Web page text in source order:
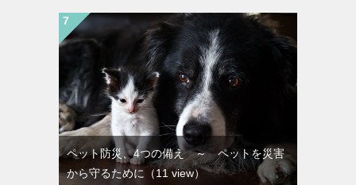
ペット防災、4つの備え ～ ペットを災害
から守るために
（11 view）